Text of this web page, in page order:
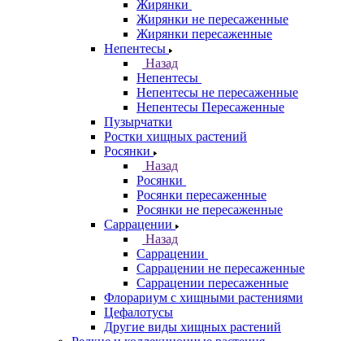
Жирянки
Жирянки не пересаженные
Жирянки пересаженные
Непентесы
Назад
Непентесы
Непентесы не пересаженные
Непентесы Пересаженные
Пузырчатки
Ростки хищных растений
Росянки
Назад
Росянки
Росянки пересаженные
Росянки не пересаженные
Саррацении
Назад
Саррацении
Саррацении не пересаженные
Саррацении пересаженные
Флорариум с хищными растениями
Цефалотусы
Другие виды хищных растений